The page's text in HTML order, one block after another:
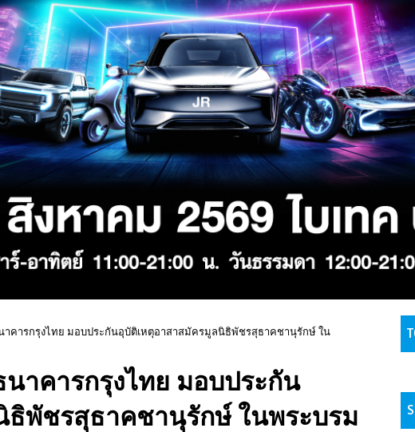
คารกรุงไทย มอบประกันอุบัติเหตุอาสาสมัครมูลนิธิพัชรสุธาคชานุรักษ์ ใน
าคารกรุงไทย มอบประกัน
พัชรสุธาคชานุรักษ์ ในพระบรม